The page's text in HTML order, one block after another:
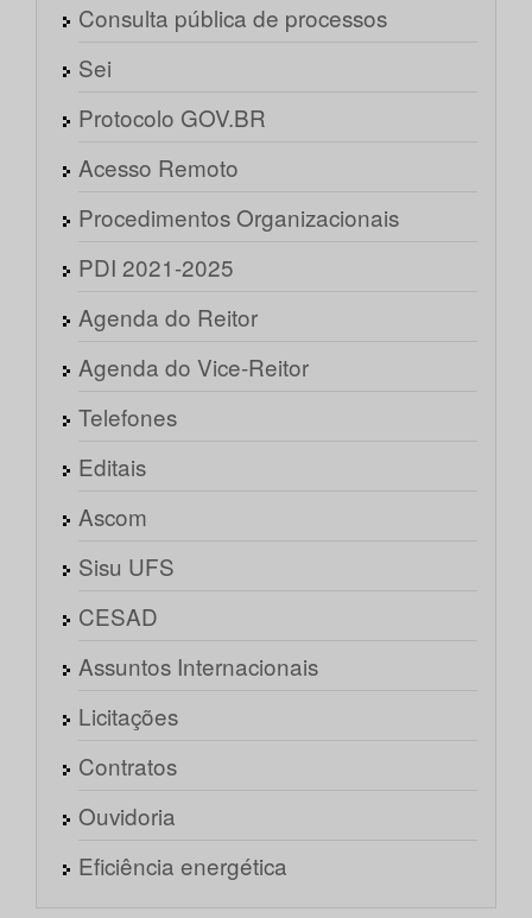
Consulta pública de processos
Sei
Protocolo GOV.BR
Acesso Remoto
Procedimentos Organizacionais
PDI 2021-2025
Agenda do Reitor
Agenda do Vice-Reitor
Telefones
Editais
Ascom
Sisu UFS
CESAD
Assuntos Internacionais
Licitações
Contratos
Ouvidoria
Eficiência energética